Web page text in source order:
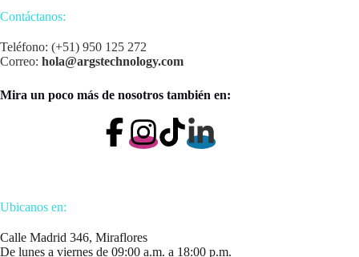
Contáctanos:
Teléfono: (+51) 950 125 272
Correo: hola@argstechnology.com
Mira un poco más de nosotros también en:
Ubicanos en:
Calle Madrid 346, Miraflores
De lunes a viernes de 09:00 a.m. a 18:00 p.m.